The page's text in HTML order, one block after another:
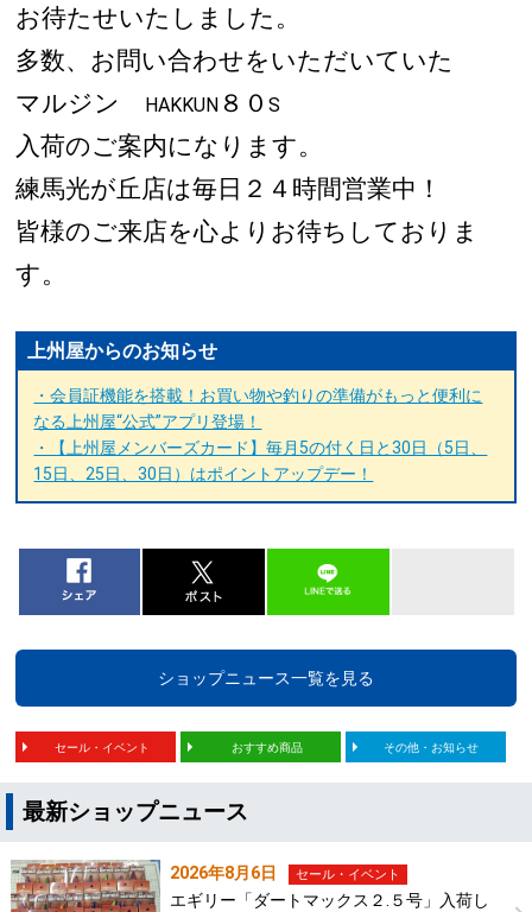
お待たせいたしました。
多数、お問い合わせをいただいていた
マルジン
HAKKUN ８０S
入荷のご案内になります。
練馬光が丘店は毎日２４時間営業中！
皆様のご来店を心よりお待ちしておりま
す。
上州屋からのお知らせ
・会員証機能を搭載！お買い物や釣りの準備がもっと便利に
なる上州屋“公式”アプリ登場！
・【上州屋メンバーズカード】毎月5の付く日と30日（5日、
15日、25日、30日）はポイントアップデー！
ショップニュース一覧を見る
セール・イベント おすすめ商品 その他・お知らせ
最新ショップニュース
2026年8月6日 セール・イベント
エギリー「ダートマックス２.５号」入荷し